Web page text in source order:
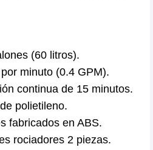
(60 litros).
minuto (0.4 GPM).
continua de 15 minutos.
polietileno.
fabricados en ABS.
rociadores 2 piezas.